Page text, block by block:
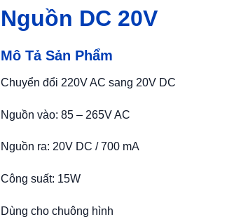
Nguồn DC 20V
Mô Tả Sản Phẩm
Chuyển đổi 220V AC sang 20V DC
Nguồn vào: 85 – 265V AC
Nguồn ra: 20V DC / 700 mA
Công suất: 15W
Dùng cho chuông hình